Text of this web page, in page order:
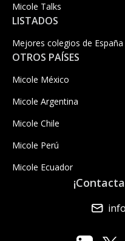
Micole Talks
LISTADOS
Mejores colegios de España
OTROS PAÍSES
Micole México
Micole Argentina
Micole Chile
Micole Perú
Micole Ecuador